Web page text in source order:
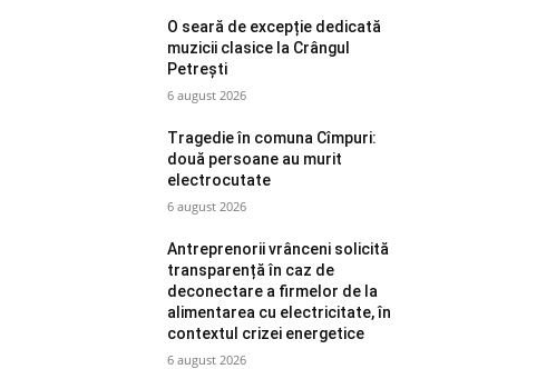
O seară de excepție dedicată
muzicii clasice la Crângul
Petrești
6 august 2026
Tragedie în comuna Cîmpuri:
două persoane au murit
electrocutate
6 august 2026
Antreprenorii vrânceni solicită
transparență în caz de
deconectare a firmelor de la
alimentarea cu electricitate, în
contextul crizei energetice
6 august 2026